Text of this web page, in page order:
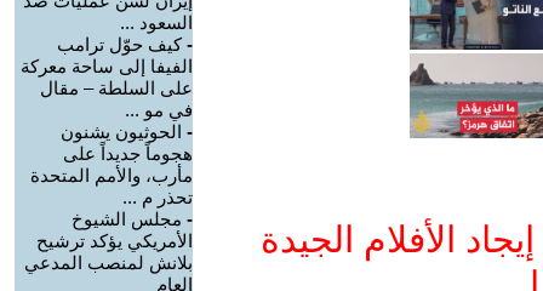
الأفلام الجيدة
السعود ...
-كيف حوّل ترامب
الفيفا إلى ساحة معركة
على السلطة – مقال
في مو ...
- الحوثيون يشنون
هجوماً جديداً على
مأرب، والأمم المتحدة
تحذر م ...
- مجلس الشيوخ
الأمريكي يؤكد ترشيح
بلانش لمنصب المدعي
العام